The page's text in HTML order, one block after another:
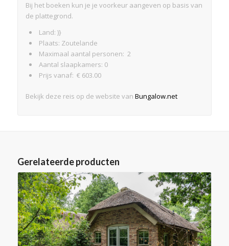
Bij het boeken kun je je voorkeur aangeven op basis van
de plattegrond.
Land: )}
Plaats: Zoutelande
Maximaal aantal personen: 2
Aantal slaapkamers: 0
Prijs vanaf: € 603.00
Bekijk deze reis op de website van Bungalow.net
Gerelateerde producten